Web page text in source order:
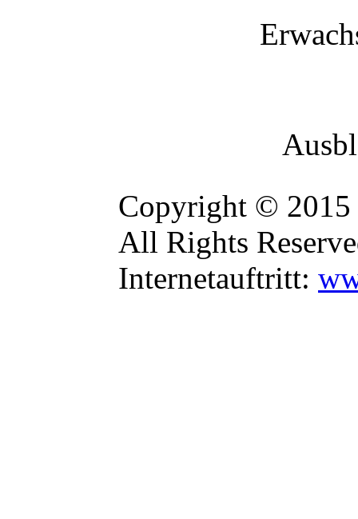
Copyright © 2015
All Rights
Internetauftritt: